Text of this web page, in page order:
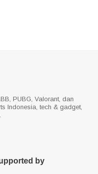
PUBG, Valorant, dan
Indonesia, tech & gadget,
.
by